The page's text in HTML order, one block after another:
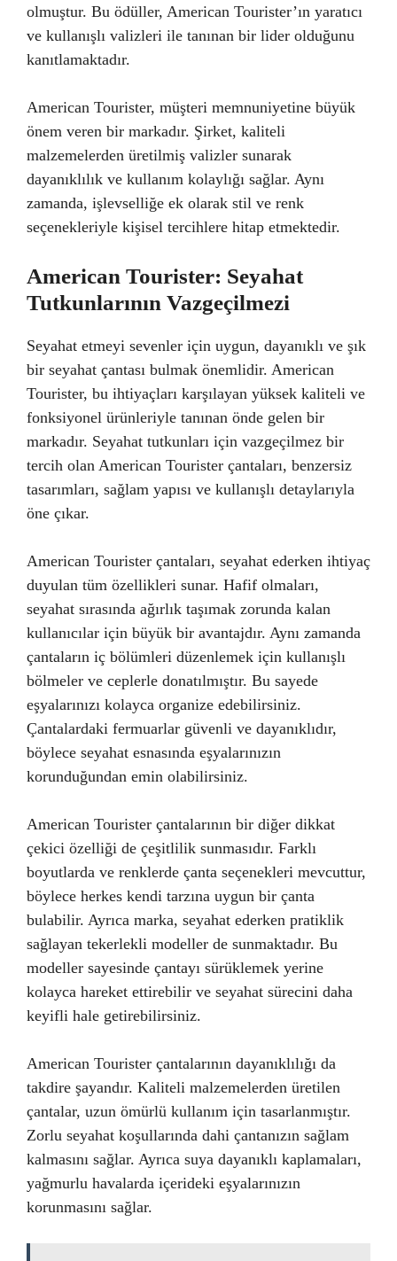
olmuştur. Bu ödüller, American Tourister’ın yaratıcı
ve kullanışlı valizleri ile tanınan bir lider olduğunu
kanıtlamaktadır.
American Tourister, müşteri memnuniyetine büyük
önem veren bir markadır. Şirket, kaliteli
malzemelerden üretilmiş valizler sunarak
dayanıklılık ve kullanım kolaylığı sağlar. Aynı
zamanda, işlevselliğe ek olarak stil ve renk
seçenekleriyle kişisel tercihlere hitap etmektedir.
American Tourister: Seyahat
Tutkunlarının Vazgeçilmezi
Seyahat etmeyi sevenler için uygun, dayanıklı ve şık
bir seyahat çantası bulmak önemlidir. American
Tourister, bu ihtiyaçları karşılayan yüksek kaliteli ve
fonksiyonel ürünleriyle tanınan önde gelen bir
markadır. Seyahat tutkunları için vazgeçilmez bir
tercih olan American Tourister çantaları, benzersiz
tasarımları, sağlam yapısı ve kullanışlı detaylarıyla
öne çıkar.
American Tourister çantaları, seyahat ederken ihtiyaç
duyulan tüm özellikleri sunar. Hafif olmaları,
seyahat sırasında ağırlık taşımak zorunda kalan
kullanıcılar için büyük bir avantajdır. Aynı zamanda
çantaların iç bölümleri düzenlemek için kullanışlı
bölmeler ve ceplerle donatılmıştır. Bu sayede
eşyalarınızı kolayca organize edebilirsiniz.
Çantalardaki fermuarlar güvenli ve dayanıklıdır,
böylece seyahat esnasında eşyalarınızın
korunduğundan emin olabilirsiniz.
American Tourister çantalarının bir diğer dikkat
çekici özelliği de çeşitlilik sunmasıdır. Farklı
boyutlarda ve renklerde çanta seçenekleri mevcuttur,
böylece herkes kendi tarzına uygun bir çanta
bulabilir. Ayrıca marka, seyahat ederken pratiklik
sağlayan tekerlekli modeller de sunmaktadır. Bu
modeller sayesinde çantayı sürüklemek yerine
kolayca hareket ettirebilir ve seyahat sürecini daha
keyifli hale getirebilirsiniz.
American Tourister çantalarının dayanıklılığı da
takdire şayandır. Kaliteli malzemelerden üretilen
çantalar, uzun ömürlü kullanım için tasarlanmıştır.
Zorlu seyahat koşullarında dahi çantanızın sağlam
kalmasını sağlar. Ayrıca suya dayanıklı kaplamaları,
yağmurlu havalarda içerideki eşyalarınızın
korunmasını sağlar.